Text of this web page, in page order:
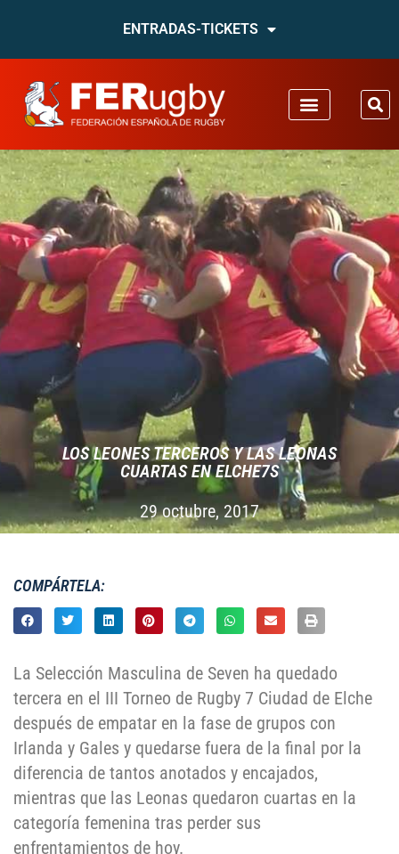
ENTRADAS-TICKETS
LOS LEONES TERCEROS Y LAS LEONAS
CUARTAS EN ELCHE7S
29 octubre, 2017
COMPÁRTELA:
La Selección Masculina de Seven ha quedado
tercera en el III Torneo de Rugby 7 Ciudad de Elche
después de empatar en la fase de grupos con
Irlanda y Gales y quedarse fuera de la final por la
diferencia de tantos anotados y encajados,
mientras que las Leonas quedaron cuartas en la
categoría femenina tras perder sus
enfrentamientos de hoy.